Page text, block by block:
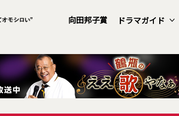
向田邦子賞 ドラマガイド